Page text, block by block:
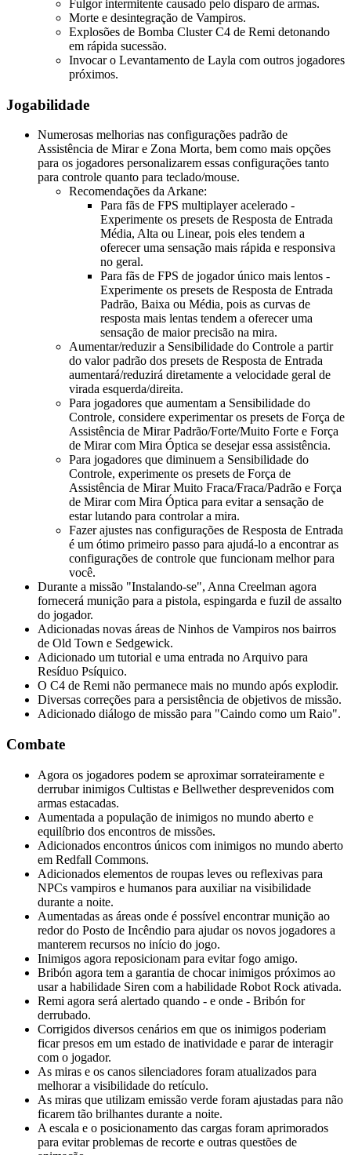
Fulgor intermitente causado pelo disparo de armas.
Morte e desintegração de Vampiros.
Explosões de Bomba Cluster C4 de Remi detonando
em rápida sucessão.
Invocar o Levantamento de Layla com outros jogadores
próximos.
Jogabilidade
Numerosas melhorias nas configurações padrão de
Assistência de Mirar e Zona Morta, bem como mais opções
para os jogadores personalizarem essas configurações tanto
para controle quanto para teclado/mouse.
Recomendações da Arkane:
Para fãs de FPS multiplayer acelerado -
Experimente os presets de Resposta de Entrada
Média, Alta ou Linear, pois eles tendem a
oferecer uma sensação mais rápida e responsiva
no geral.
Para fãs de FPS de jogador único mais lentos -
Experimente os presets de Resposta de Entrada
Padrão, Baixa ou Média, pois as curvas de
resposta mais lentas tendem a oferecer uma
sensação de maior precisão na mira.
Aumentar/reduzir a Sensibilidade do Controle a partir
do valor padrão dos presets de Resposta de Entrada
aumentará/reduzirá diretamente a velocidade geral de
virada esquerda/direita.
Para jogadores que aumentam a Sensibilidade do
Controle, considere experimentar os presets de Força de
Assistência de Mirar Padrão/Forte/Muito Forte e Força
de Mirar com Mira Óptica se desejar essa assistência.
Para jogadores que diminuem a Sensibilidade do
Controle, experimente os presets de Força de
Assistência de Mirar Muito Fraca/Fraca/Padrão e Força
de Mirar com Mira Óptica para evitar a sensação de
estar lutando para controlar a mira.
Fazer ajustes nas configurações de Resposta de Entrada
é um ótimo primeiro passo para ajudá-lo a encontrar as
configurações de controle que funcionam melhor para
você.
Durante a missão "Instalando-se", Anna Creelman agora
fornecerá munição para a pistola, espingarda e fuzil de assalto
do jogador.
Adicionadas novas áreas de Ninhos de Vampiros nos bairros
de Old Town e Sedgewick.
Adicionado um tutorial e uma entrada no Arquivo para
Resíduo Psíquico.
O C4 de Remi não permanece mais no mundo após explodir.
Diversas correções para a persistência de objetivos de missão.
Adicionado diálogo de missão para "Caindo como um Raio".
Combate
Agora os jogadores podem se aproximar sorrateiramente e
derrubar inimigos Cultistas e Bellwether desprevenidos com
armas estacadas.
Aumentada a população de inimigos no mundo aberto e
equilíbrio dos encontros de missões.
Adicionados encontros únicos com inimigos no mundo aberto
em Redfall Commons.
Adicionados elementos de roupas leves ou reflexivas para
NPCs vampiros e humanos para auxiliar na visibilidade
durante a noite.
Aumentadas as áreas onde é possível encontrar munição ao
redor do Posto de Incêndio para ajudar os novos jogadores a
manterem recursos no início do jogo.
Inimigos agora reposicionam para evitar fogo amigo.
Bribón agora tem a garantia de chocar inimigos próximos ao
usar a habilidade Siren com a habilidade Robot Rock ativada.
Remi agora será alertado quando - e onde - Bribón for
derrubado.
Corrigidos diversos cenários em que os inimigos poderiam
ficar presos em um estado de inatividade e parar de interagir
com o jogador.
As miras e os canos silenciadores foram atualizados para
melhorar a visibilidade do retículo.
As miras que utilizam emissão verde foram ajustadas para não
ficarem tão brilhantes durante a noite.
A escala e o posicionamento das cargas foram aprimorados
para evitar problemas de recorte e outras questões de